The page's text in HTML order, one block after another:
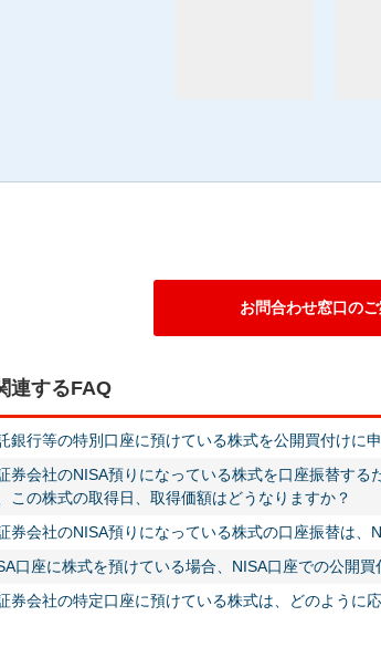
お問合わせ窓口の
連するFAQ
銀行等の特別口座に預けている株式を公開買付けに
券会社のNISA預りになっている株式を口座振替する
この株式の取得日、取得価額はどうなりますか？
券会社のNISA預りになっている株式の口座振替は、
口座に株式を預けている場合、NISA口座での公開買
券会社の特定口座に預けている株式は、どのように